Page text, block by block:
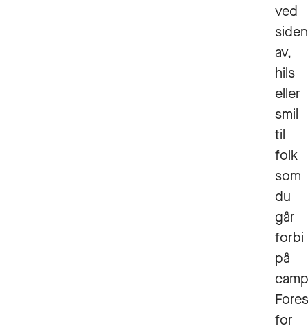
ved
siden
av,
hils
eller
smil
til
folk
som
du
går
forbi
på
for